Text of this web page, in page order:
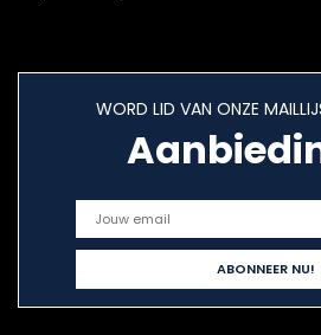
WORD LID VAN ONZE